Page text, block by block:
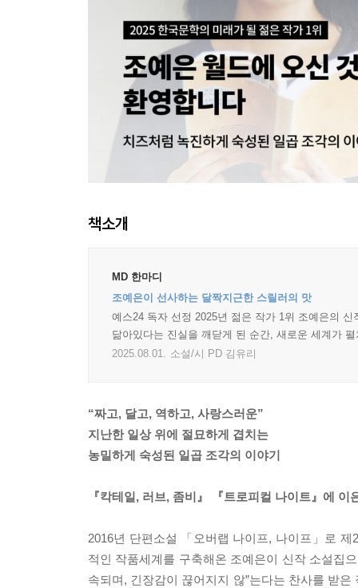
책소개
MD 한마디
조예은이 선사하는 달짝지근한 스릴러의 맛
예스24 독자 선정 2025년 젊은 작가 1위 조예은의
닮아있다는 진실을 깨닫게 된 순간, 새로운 세계가
2025.08.01. 소설/시 PD 김유리
“짜고, 달고, 역하고, 사랑스러운”
지난한 일상 위에 절묘하게 겹치는
농밀하게 숙성된 일곱 조각의 이야기
『칵테일, 러브, 좀비』 『트로피컬 나이트』에 이
2016년 단편소설 「오버랩 나이프, 나이프」로
적인 작품세계를 구축해온 조예은이 신작 소설집
속되며, 긴장감이 끊어지지 않”는다는 찬사를 받